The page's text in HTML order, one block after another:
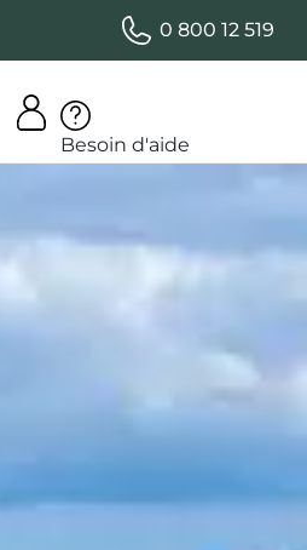
0 800 12 519
Besoin d'aide